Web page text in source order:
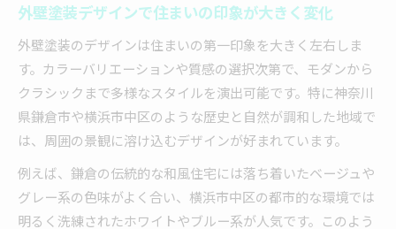
外壁塗装デザインで住まいの印象が大きく変化
外壁塗装のデザインは住まいの第一印象を大きく左右しま
す。カラーバリエーションや質感の選択次第で、モダンから
クラシックまで多様なスタイルを演出可能です。特に神奈川
県鎌倉市や横浜市中区のような歴史と自然が調和した地域で
は、周囲の景観に溶け込むデザインが好まれています。
例えば、鎌倉の伝統的な和風住宅には落ち着いたベージュや
グレー系の色味がよく合い、横浜市中区の都市的な環境では
明るく洗練されたホワイトやブルー系が人気です。このよう